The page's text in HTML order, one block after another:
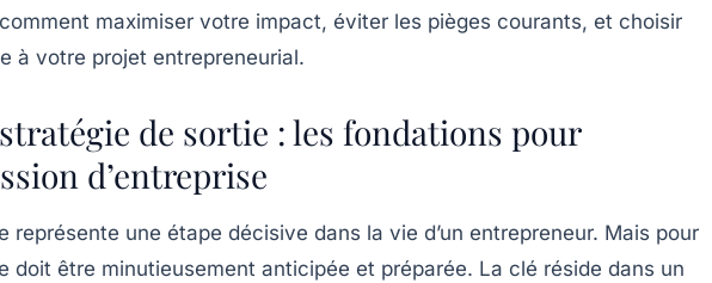
maximiser votre impact, éviter les pièges courants, et choisir
à votre projet entrepreneurial.
de sortie : les fondations pour
d’entreprise
représente une étape décisive dans la vie d’un entrepreneur. Mais pour
doit être minutieusement anticipée et préparée. La clé réside dans un